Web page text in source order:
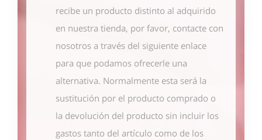
recibe un producto distinto al adquirido
en nuestra tienda, por favor, contacte con
nosotros a través del siguiente enlace
para que podamos ofrecerle una
alternativa. Normalmente esta será la
sustitución por el producto comprado o
la devolución del producto sin incluir los
gastos tanto del artículo como de los